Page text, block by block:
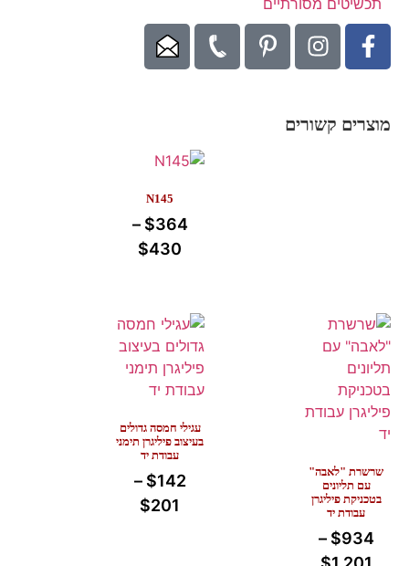
מוצרים קשורים
N145
$364
–
$430
שרשרת "לאבה"
עם תליונים
בטכניקת פיליגרן
עבודת יד
$934
–
עגילי חמסה גדולים
בעיצוב פיליגרן תימני
עבודת יד
$142
–
$201